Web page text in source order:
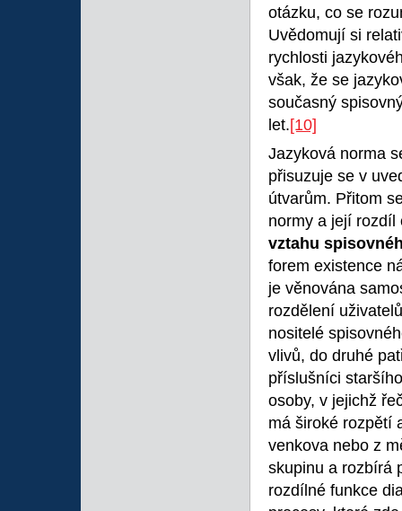
otázku, co se
Uvědomují si
rychlosti
však, že se
současný
let.[10]
Jazyková norma
přisuzuje se v
útvarům. Přitom
normy a její rozdíl
vztahu
forem existence
je věnována
rozdělení
nositelé
vlivů, do druhé
příslušníci
osoby, v jejichž
má široké rozpětí
venkova nebo z
skupinu a rozbírá
rozdílné funkce